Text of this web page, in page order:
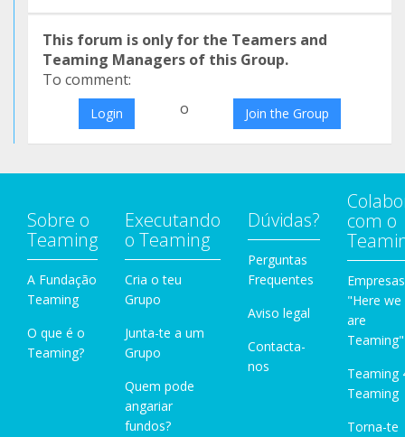
This forum is only for the Teamers and
Teaming Managers of this Group.
To comment:
Login o Join the Group
Sobre o
Teaming
A Fundação
Teaming
O que é o
Teaming?
Executando
o Teaming
Cria o teu
Grupo
Junta-te a um
Grupo
Quem pode
angariar
fundos?
Dúvidas?
Perguntas
Frequentes
Aviso legal
Contacta-
nos
com o
Empresas
"Here we
are
Teaming"
Teaming
Teaming
Torna-te